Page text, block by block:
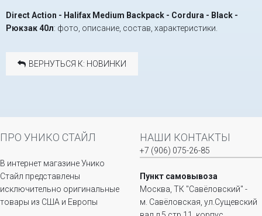
Direct Action - Halifax Medium Backpack - Cordura - Black -
Рюкзак 40л: фото, описание, состав, характеристики.
ВЕРНУТЬСЯ К: НОВИНКИ
ПРО УНИКО СТАЙЛ
В интернет магазине Унико
Стайл представлены
исключительно оригинальные
товары из США и Европы
НАШИ КОНТАКТЫ
+7 (906) 075-26-85
Пункт самовывоза
Москва, ТК "Савёловский" -
м. Савёловская, ул.Сущевский